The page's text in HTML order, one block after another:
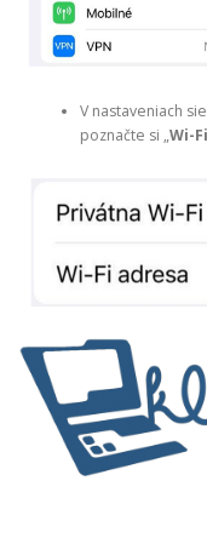
V nastaveniach
poznačte si „Wi-